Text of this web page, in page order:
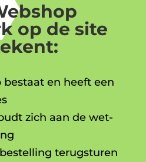
op de site
bestaat en heeft een
zich aan de wet-
terugsturen